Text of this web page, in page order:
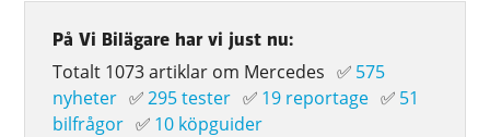
På Vi Bilägare har vi just nu:
Totalt 1073 artiklar om Mercedes ✅ 575
nyheter ✅295 tester ✅ 19 reportage ✅ 51
bilfrågor ✅ 10 köpguider